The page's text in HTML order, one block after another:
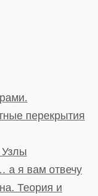
перекрытия
а я вам отвечу
Теория и